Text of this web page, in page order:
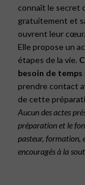
connaît le secret
gratuitement et
ouvrent leur cœur.
Elle propose un
étapes de la vie.
besoin de
prendre contact
de cette
Aucun des actes
préparation et le
pasteur, formation,
encouragés à la